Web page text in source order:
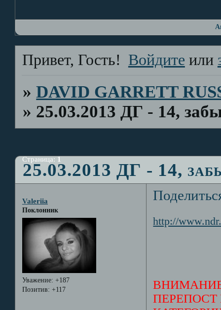
Привет, Гость! Войдите или
»DAVID GARRETT
» 25.03.2013 ДГ - 14,
25.03.2013 ДГ - 14,
Страница:1
Valeriia
Поклонник
Уважение: +187
Позитив: +117
http://
ПЕРЕПОСТ